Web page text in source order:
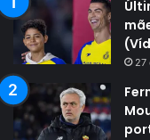
27